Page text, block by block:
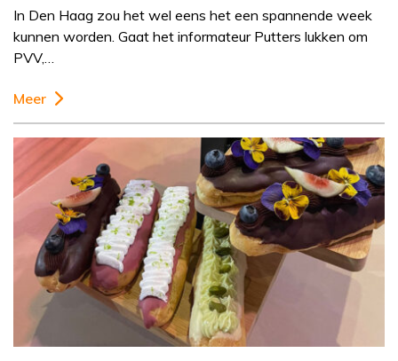
In Den Haag zou het wel eens het een spannende week
kunnen worden. Gaat het informateur Putters lukken om
PVV,…
Meer